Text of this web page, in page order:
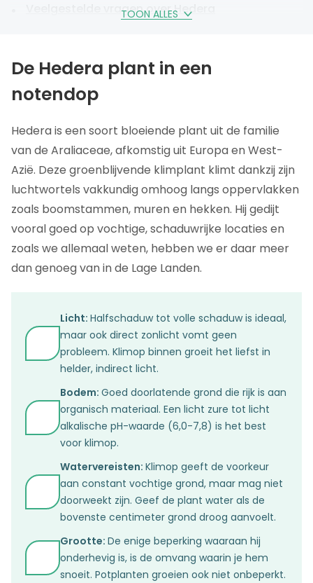
TOON ALLES
Veelgestelde vragen over Hedera
De Hedera plant in een
notendop
Hedera is een soort bloeiende plant uit de familie
van de Araliaceae, afkomstig uit Europa en West-
Azië. Deze groenblijvende klimplant klimt dankzij zijn
luchtwortels vakkundig omhoog langs oppervlakken
zoals boomstammen, muren en hekken. Hij gedijt
vooral goed op vochtige, schaduwrijke locaties en
zoals we allemaal weten, hebben we er daar meer
dan genoeg van in de Lage Landen.
Licht: Halfschaduw tot volle schaduw is ideaal,
maar ook direct zonlicht vomt geen
probleem. Klimop binnen groeit het liefst in
helder, indirect licht.
Bodem: Goed doorlatende grond die rijk is aan
organisch materiaal. Een licht zure tot licht
alkalische pH-waarde (6,0-7,8) is het best
voor klimop.
Watervereisten: Klimop geeft de voorkeur
aan constant vochtige grond, maar mag niet
doorweekt zijn. Geef de plant water als de
bovenste centimeter grond droog aanvoelt.
Grootte: De enige beperking waaraan hij
onderhevig is, is de omvang waarin je hem
snoeit. Potplanten groeien ook niet onbeperkt.